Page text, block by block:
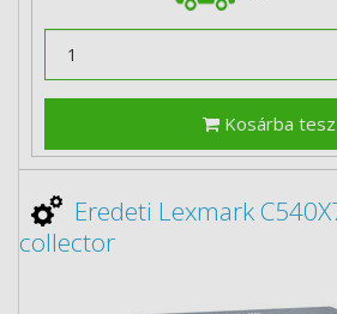
Kosárba tesz
Eredeti Lexmark
collector